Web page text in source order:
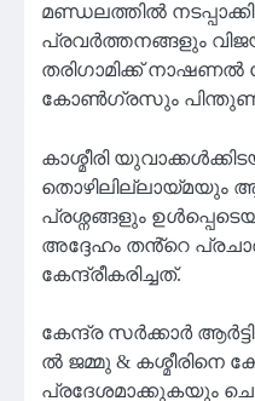
മണ്ഡലത്തിൽ
പ്രവർത്തനങ്ങളും
തരിഗാമിക്ക്
കോൺഗ്രസും പിന്തുണ
കാശ്മീരി
തൊഴിലില്ലായ്മയും
പ്രശ്നങ്ങളും
അദ്ദേഹം തൻ്റെ
കേന്ദ്രീകരിച്ചത്.
കേന്ദ്ര സർക്കാർ
ൽ ജമ്മു & കശ്മീരിനെ
പ്രദേശമാക്കുകയും